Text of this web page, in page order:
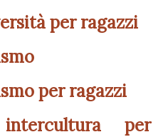
per ragazzi
per ragazzi
per